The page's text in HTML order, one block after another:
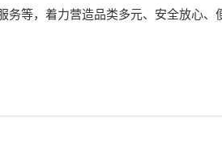
等，着力营造品类多元、安全放心、